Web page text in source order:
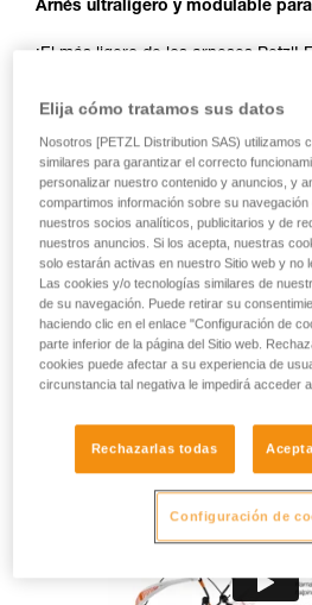
Arnés ultraligero y modulable
¡El más ligero de los arneses Petzl!
técnicas en alpinismo y esquí de
es modulable gracias a los
cinturón y las perneras que
ligereza. Sus anillos portamaterial y
para hielo permiten tener el equipo
mano.
¿Necesitas ayuda para encontrar
ENCUENTRA TU ARNÉS
Elija cómo tratamos sus datos
Nosotros [PETZL Distribution SAS) utilizamos
similares para garantizar el correcto
personalizar nuestro contenido y anuncios, y
compartimos información sobre su
nuestros socios analíticos, publicitarios y de
nuestros anuncios. Si los acepta, nuestras
solo estarán activas en nuestro Sitio web y no
Las cookies y/o tecnologías similares de
de su navegación. Puede retirar su
haciendo clic en el enlace "Configuración de
parte inferior de la página del Sitio web.
cookies puede afectar a su experiencia de
circunstancia tal negativa le impedirá acceder
Rechazarlas todas
Configuración de